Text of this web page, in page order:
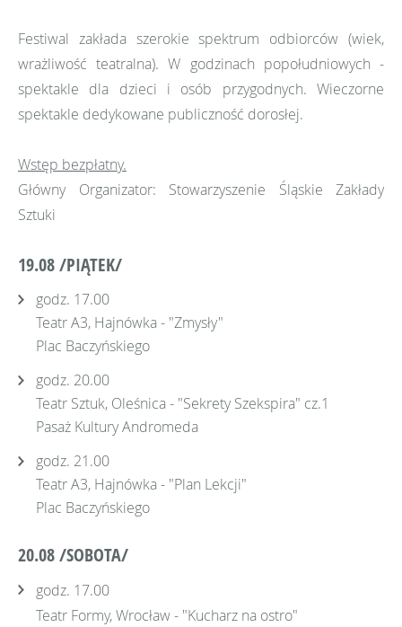
Festiwal zakłada szerokie spektrum odbiorców (wiek,
wrażliwość teatralna). W godzinach popołudniowych -
spektakle dla dzieci i osób przygodnych. Wieczorne
spektakle dedykowane publiczność dorosłej.
Wstęp bezpłatny.
Główny Organizator: Stowarzyszenie Śląskie Zakłady
Sztuki
19.08 /PIĄTEK/
godz. 17.00
Teatr A3, Hajnówka - "Zmysły"
Plac Baczyńskiego
godz. 20.00
Teatr Sztuk, Oleśnica - "Sekrety Szekspira" cz.1
Pasaż Kultury Andromeda
godz. 21.00
Teatr A3, Hajnówka - "Plan Lekcji"
Plac Baczyńskiego
20.08 /SOBOTA/
godz. 17.00
Teatr Formy, Wrocław - "Kucharz na ostro"